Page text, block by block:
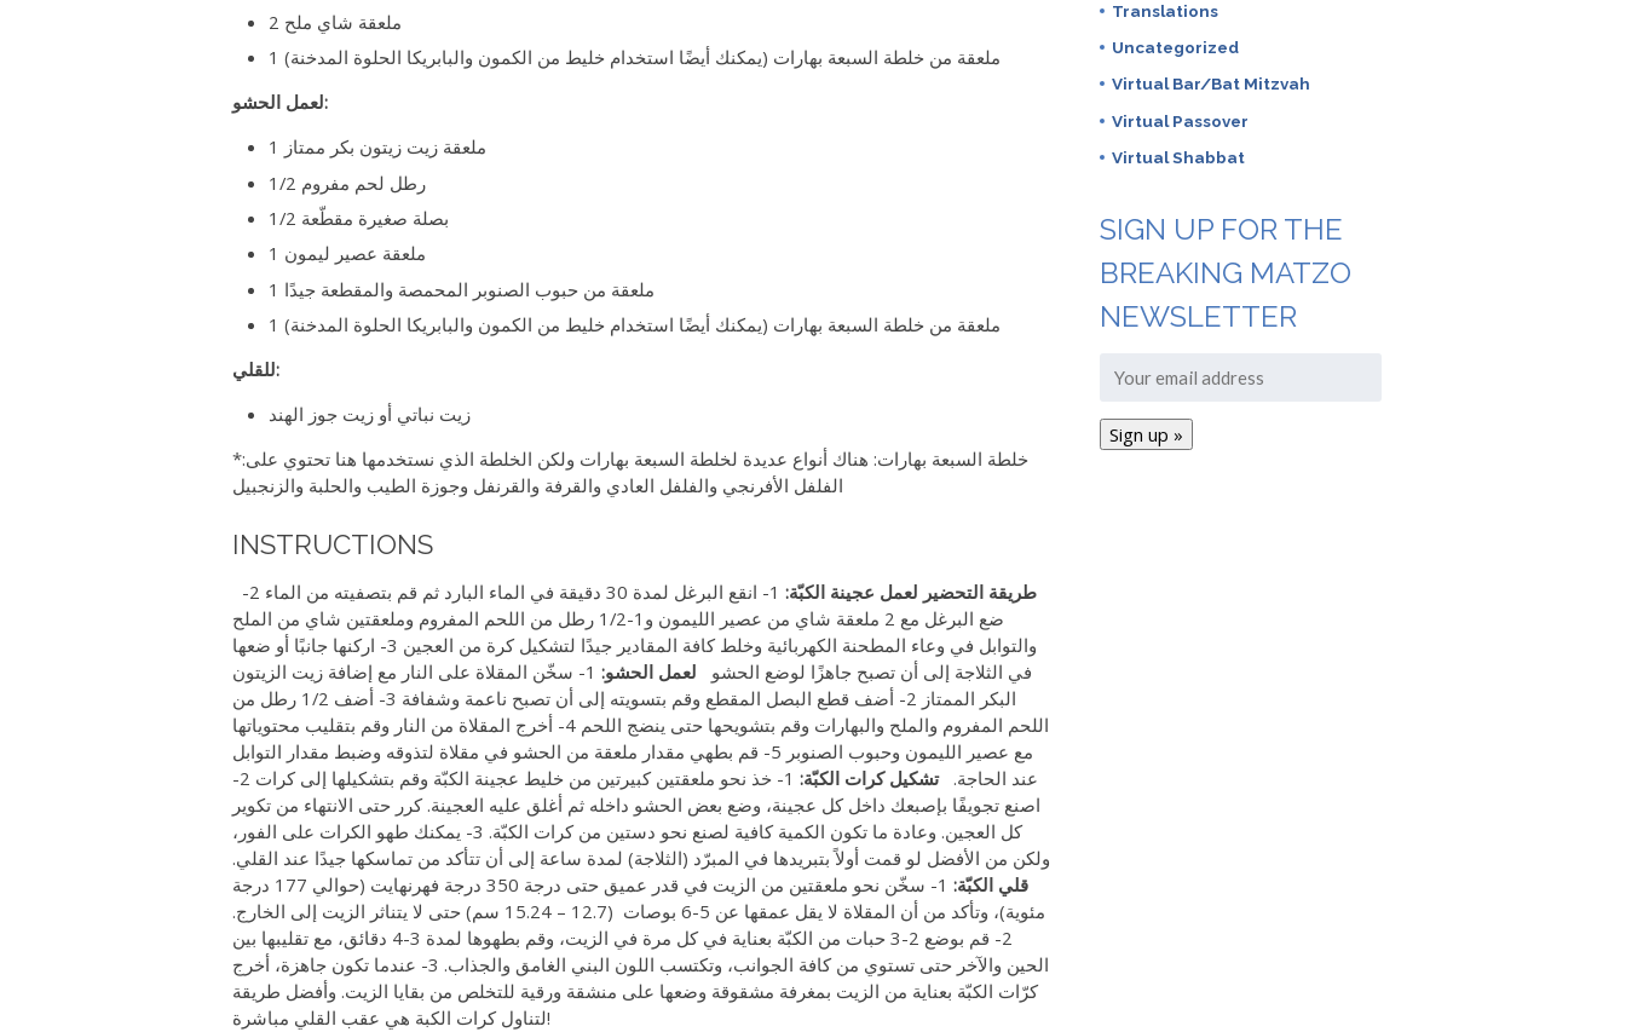
2 ملعقة شاي ملح
1 ملعقة من خلطة السبعة بهارات (يمكنك أيضًا استخدام خليط من الكمون والبابريكا الحلوة المدخنة)
لعمل الحشو:
1 ملعقة زيت زيتون بكر ممتاز
1/2 رطل لحم مفروم
1/2 بصلة صغيرة مقطّعة
1 ملعقة عصير ليمون
1 ملعقة من حبوب الصنوبر المحمصة والمقطعة جيدًا
1 ملعقة من خلطة السبعة بهارات (يمكنك أيضًا استخدام خليط من الكمون والبابريكا الحلوة المدخنة)
للقلي:
زيت نباتي أو زيت جوز الهند
*خلطة السبعة بهارات: هناك أنواع عديدة لخلطة السبعة بهارات ولكن الخلطة الذي نستخدمها هنا تحتوي على:
الفلفل الأفرنجي والفلفل العادي والقرفة والقرنفل وجوزة الطيب والحلبة والزنجبيل
INSTRUCTIONS
طريقة التحضير لعمل عجينة الكبّة:
1- انقع البرغل لمدة 30 دقيقة في الماء البارد ثم قم بتصفيته من الماء 2-
ضع البرغل مع 2 ملعقة شاي من عصير الليمون و1-1/2 رطل من اللحم المفروم وملعقتين شاي من الملح
والتوابل في وعاء المطحنة الكهربائية وخلط كافة المقادير جيدًا لتشكيل كرة من العجين 3- اركنها جانبًا أو ضعها
في الثلاجة إلى أن تصبح جاهزًا لوضع الحشو
لعمل الحشو:
1- سخّن المقلاة على النار مع إضافة زيت الزيتون
البكر الممتاز 2- أضف قطع البصل المقطع وقم بتسويته إلى أن تصبح ناعمة وشفافة 3- أضف 1/2 رطل من
اللحم المفروم والملح والبهارات وقم بتشويحها حتى ينضج اللحم 4- أخرج المقلاة من النار وقم بتقليب محتوياتها
مع عصير الليمون وحبوب الصنوبر 5- قم بطهي مقدار ملعقة من الحشو في مقلاة لتذوقه وضبط مقدار التوابل
عند الحاجة.تشكيل كرات الكبّة:
1- خذ نحو ملعقتين كبيرتين من خليط عجينة الكبّة وقم بتشكيلها إلى كرات 2-
اصنع تجويفًا بإصبعك داخل كل عجينة، وضع بعض الحشو داخله ثم أغلق عليه العجينة. كرر حتى الانتهاء من تكوير
كل العجين. وعادة ما تكون الكمية كافية لصنع نحو دستين من كرات الكبّة. 3- يمكنك طهو الكرات على الفور،
ولكن من الأفضل لو قمت أولاً بتبريدها في المبرّد (الثلاجة) لمدة ساعة إلى أن تتأكد من تماسكها جيدًا عند القلي.
قلي الكبّة:
1- سخّن نحو ملعقتين من الزيت في قدر عميق حتى درجة 350 درجة فهرنهايت (حوالي 177 درجة
مئوية)، وتأكد من أن المقلاة لا يقل عمقها عن 5-6 بوصات (12.7 – 15.24 سم) حتى لا يتناثر الزيت إلى الخارج.
2- قم بوضع 2-3 حبات من الكبّة بعناية في كل مرة في الزيت، وقم بطهوها لمدة 3-4 دقائق، مع تقليبها بين
الحين والآخر حتى تستوي من كافة الجوانب، وتكتسب اللون البني الغامق والجذاب. 3- عندما تكون جاهزة، أخرج
كرّات الكبّة بعناية من الزيت بمغرفة مشقوقة وضعها على منشقة ورقية للتخلص من بقايا الزيت. وأفضل طريقة
لتناول كرات الكبة هي عقب القلي مباشرة!
Translations
Uncategorized
Virtual Bar/Bat Mitzvah
Virtual Passover
Virtual Shabbat
SIGN UP FOR THE
BREAKING MATZO
NEWSLETTER